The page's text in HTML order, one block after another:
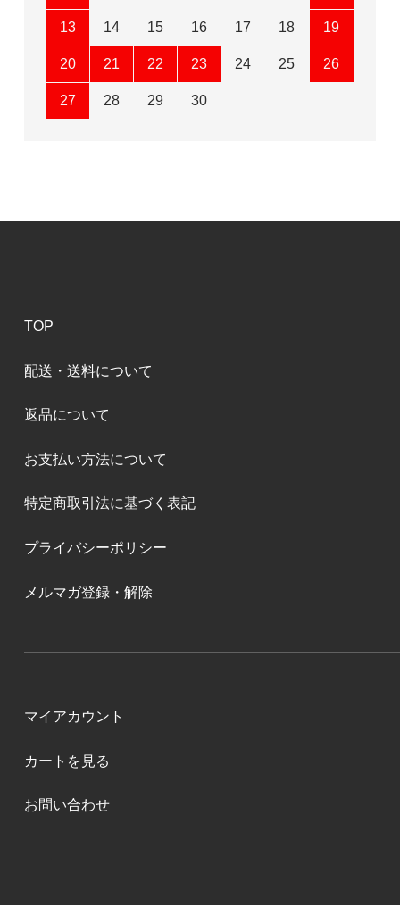
13 14 15 16 17 18 19
20 21 22 23 24 25 26
27 28 29 30
TOP
配送・送料について
返品について
お支払い方法について
特定商取引法に基づく表記
プライバシーポリシー
メルマガ登録・解除
マイアカウント
カートを見る
お問い合わせ